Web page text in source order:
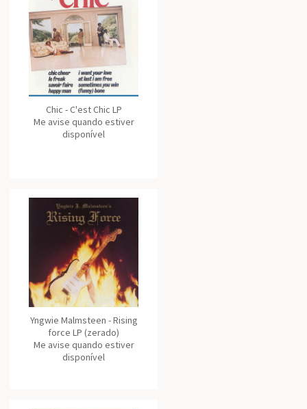
Chic - C'est Chic LP
Me avise quando estiver
disponível
Yngwie Malmsteen - Rising
force LP (zerado)
Me avise quando estiver
disponível